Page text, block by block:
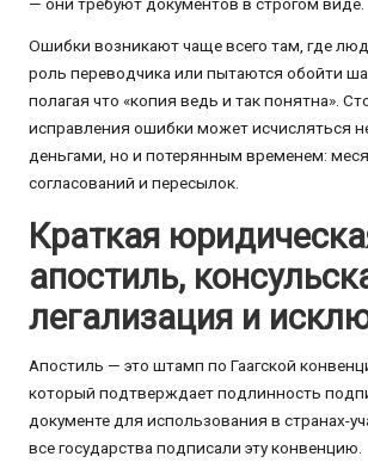
Ошибки возникают чаще всего там, где
роль переводчика или пытаются обойти
полагая что «копия ведь и так понятна».
исправления ошибки может исчисляться
деньгами, но и потерянным временем:
согласований и пересылок.
Краткая
апостиль,
легализация и
Апостиль — это штамп по Гаагской
который подтверждает подлинность
документе для использования в странах-
все государства подписали эту конвенцию.